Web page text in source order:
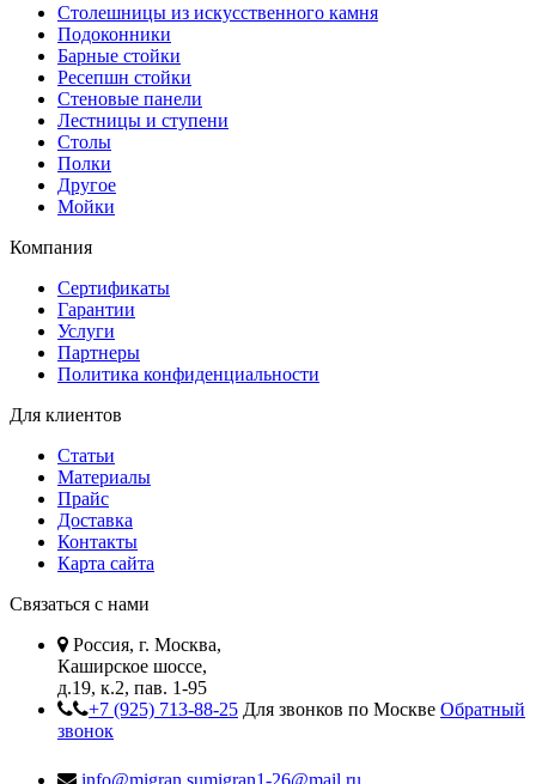
Столешницы из искусственного камня
Подоконники
Барные стойки
Ресепшн стойки
Стеновые панели
Лестницы и ступени
Столы
Полки
Другое
Мойки
Компания
Сертификаты
Гарантии
Услуги
Партнеры
Политика конфиденциальности
Для клиентов
Статьи
Материалы
Прайс
Доставка
Контакты
Карта сайта
Связаться с нами
Россия, г. Москва,
Каширское шоссе,
д.19, к.2, пав. 1-95
+7 (925) 713-88-25 Для звонков по Москве Обратный
звонок
info@migran.sumigran1-26@mail.ru